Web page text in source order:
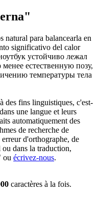
natural para balancearla en
significativo del calor
устойчиво лежал
естественную позу,
температуры тела
des fins linguistiques, c'est-
une langue et leurs
automatiquement des
de recherche de
d'orthographe, de
dans la traduction,
ou écrivez-nous.
caractères à la fois.